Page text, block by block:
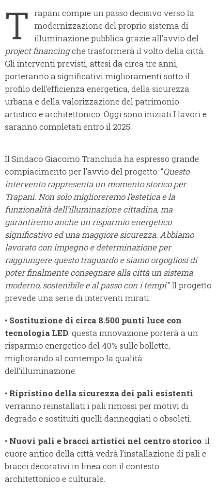
T
rapani compie un passo decisivo verso la
modernizzazione del proprio sistema di
illuminazione pubblica grazie all’avvio del
project financingche trasformerà il volto della città.
Gli interventi previsti, attesi da circa tre anni,
porteranno a significativi miglioramenti sotto il
profilo dell’efficienza energetica, della sicurezza
urbana e della valorizzazione del patrimonio
artistico e architettonico. Oggi sono iniziati I lavori e
saranno completati entro il 2025.
Il Sindaco Giacomo Tranchida ha espresso grande
compiacimento per l’avvio del progetto: “Questo
intervento rappresenta un momento storico per
Trapani. Non solo miglioreremo l’estetica e la
funzionalità dell’illuminazione cittadina, ma
garantiremo anche un risparmio energetico
significativo ed una maggiore sicurezza. Abbiamo
lavorato con impegno e determinazione per
raggiungere questo traguardo e siamo orgogliosi di
poter finalmente consegnare alla città un sistema
moderno, sostenibile e al passo con i tempi.” Il progetto
prevede una serie di interventi mirati:
• Sostituzione di circa 8.500 punti luce con
tecnologia LED: questa innovazione porterà a un
risparmio energetico del 40% sulle bollette,
migliorando al contempo la qualità
dell’illuminazione.
• Ripristino della sicurezza dei pali esistenti:
verranno reinstallati i pali rimossi per motivi di
degrado e sostituiti quelli danneggiati o obsoleti.
• Nuovi pali e bracci artistici nel centro storico: il
cuore antico della città vedrà l’installazione di pali e
bracci decorativi in linea con il contesto
architettonico e culturale.